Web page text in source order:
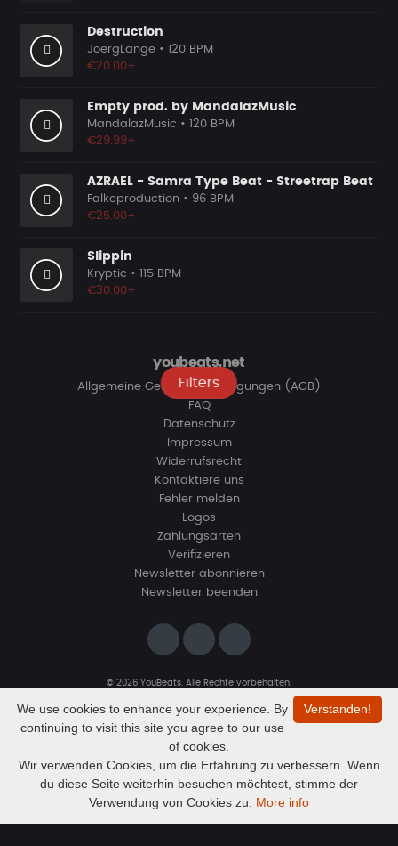
BoomismBeats
Filters
Destruction
JoergLange • 120 BPM
€20.00+
Empty prod. by MandalazMusic
MandalazMusic • 120 BPM
€29.99+
AZRAEL - Samra Type Beat - Streetrap Beat
Falkeproduction • 96 BPM
€25.00+
Slippin
Kryptic • 115 BPM
€30.00+
youbeats.net
Allgemeine Geschäftsbedingungen (AGB)
FAQ
Datenschutz
Impressum
Widerrufsrecht
Kontaktiere uns
Fehler melden
Logos
Zahlungsarten
Verifizieren
Newsletter abonnieren
Newsletter beenden
© 2026 YouBeats. Alle Rechte vorbehalten.
Verstanden!
We use cookies to enhance your experience. By
continuing to visit this site you agree to our use
of cookies.
Wir verwenden Cookies, um die Erfahrung zu verbessern. Wenn
du diese Seite weiterhin besuchen möchtest, stimme der
Verwendung von Cookies zu. More info